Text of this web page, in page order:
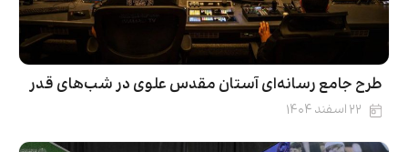
طرح جامع رسانه‌ای آستان مقدس علوی در شب‌های قدر
۲۲ اسفند ۱۴۰۴